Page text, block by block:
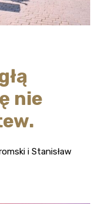
nie
i Stanisław